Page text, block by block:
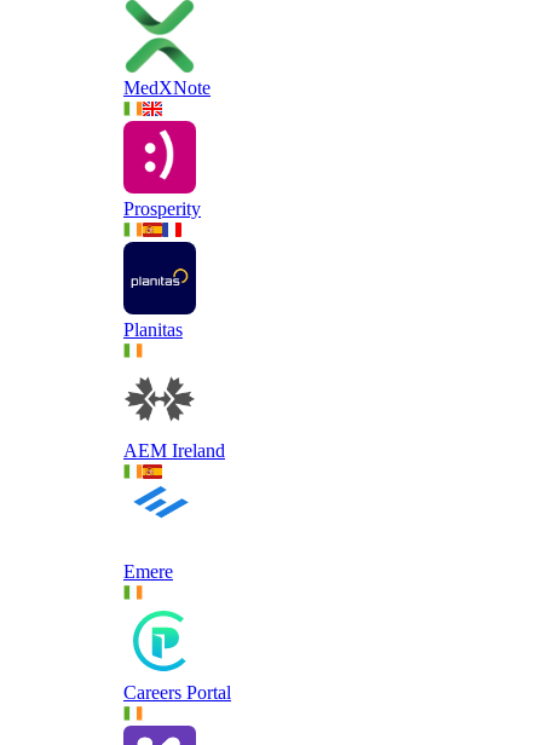
MedXNote
Prosperity
Planitas
AEM Ireland
Emere
Careers Portal